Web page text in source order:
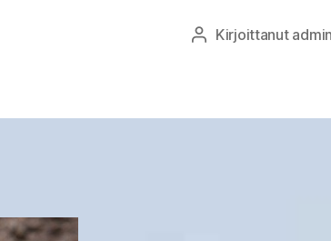
Kirjoittaja
Kirjoittanut admin